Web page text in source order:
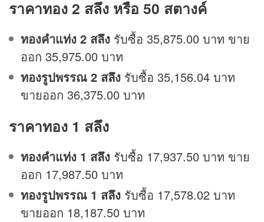
ราคาทอง 2 สลึง หรือ 50 สตางค์
ทองคำแท่ง 2 สลึง รับซื้อ 35,875.00 บาท ขาย
ออก 35,975.00 บาท
ทองรูปพรรณ 2 สลึง รับซื้อ 35,156.04 บาท
ขายออก 36,375.00 บาท
ราคาทอง 1 สลึง
ทองคำแท่ง 1 สลึง รับซื้อ 17,937.50 บาท ขาย
ออก 17,987.50 บาท
ทองรูปพรรณ 1 สลึง รับซื้อ 17,578.02 บาท
ขายออก 18,187.50 บาท